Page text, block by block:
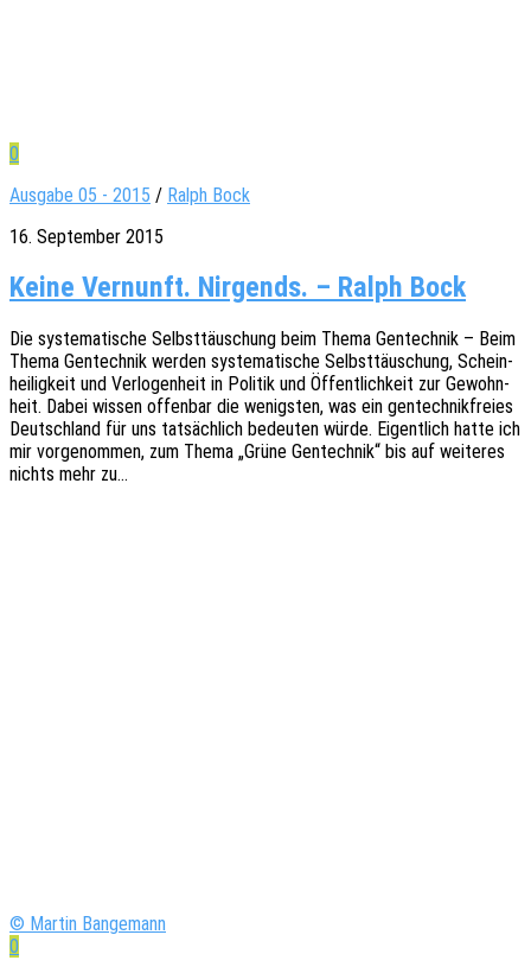
0
Ausgabe 05 - 2015 / Ralph Bock
16. September 2015
Keine Vernunft. Nirgends. – Ralph Bock
Die syste­ma­ti­sche Selbst­täu­schung beim Thema Gentech­nik – Beim
Thema Gentech­nik werden syste­ma­ti­sche Selbst­täu­schung, Schein­
hei­lig­keit und Verlo­gen­heit in Poli­tik und Öffent­lich­keit zur Gewohn­
heit. Dabei wissen offen­bar die wenigs­ten, was ein gentech­nik­frei­es
Deutsch­land für uns tatsäch­lich bedeu­ten würde. Eigent­lich hatte ich
mir vorge­nom­men, zum Thema „Grüne Gentech­nik“ bis auf weite­res
nichts mehr zu…
© Martin Bangemann
0